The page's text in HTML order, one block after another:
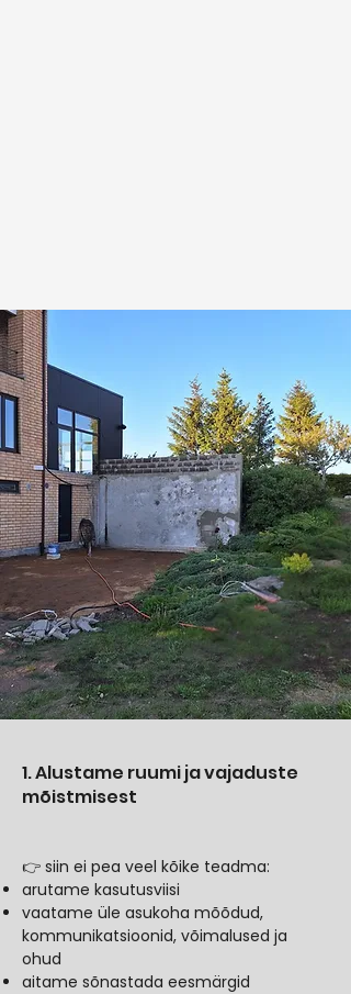
1. Alustame ruumi ja vajaduste
mõistmisest
👉 siin ei pea veel kõike teadma:
arutame kasutusviisi
vaatame üle asukoha mõõdud,
kommunikatsioonid, võimalused ja
ohud
aitame sõnastada eesmärgid​​​